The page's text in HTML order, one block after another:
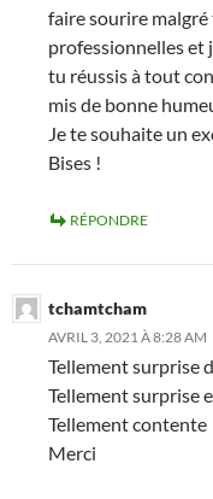
faire sourire
professionnelles et
tu réussis à tout
mis de bonne
Je te souhaite un
Bises !
RÉPONDRE
tchamtcham
AVRIL 3, 2021 À 8:28 AM
Tellement surprise
Tellement surprise
Tellement contente
Merci